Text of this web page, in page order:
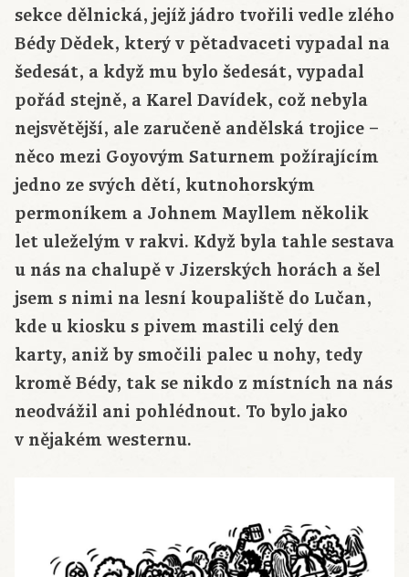
sekce dělnická, jejíž jádro tvořili vedle zlého
Bédy Dědek, který v pětadvaceti vypadal na
šedesát, a když mu bylo šedesát, vypadal
pořád stejně, a Karel Davídek, což nebyla
nejsvětější, ale zaručeně andělská trojice –
něco mezi Goyovým Saturnem požírajícím
jedno ze svých dětí, kutnohorským
permoníkem a Johnem Mayllem několik
let uleželým v rakvi. Když byla tahle sestava
u nás na chalupě v Jizerských horách a šel
jsem s nimi na lesní koupaliště do Lučan,
kde u kiosku s pivem mastili celý den
karty, aniž by smočili palec u nohy, tedy
kromě Bédy, tak se nikdo z místních na nás
neodvážil ani pohlédnout. To bylo jako
v nějakém westernu.